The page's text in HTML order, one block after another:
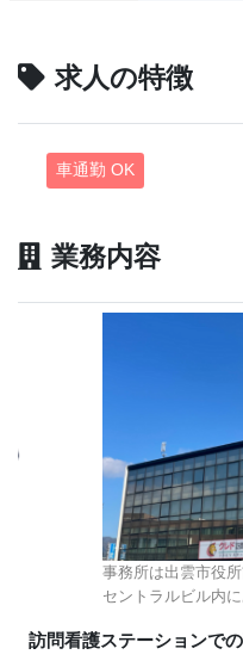
求人の特徴
車通勤 OK
業務内容
事務所は出雲市役
セントラルビル内
訪問看護ステーションで